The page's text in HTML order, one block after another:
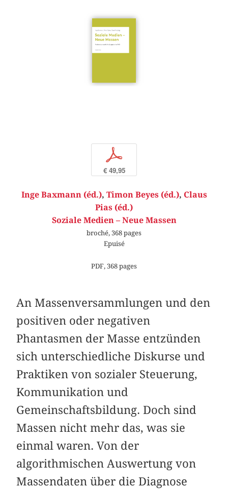
p
€ 49,95
Inge Baxmann (éd.), Timon Beyes (éd.), Claus
Pias (éd.)
Soziale Medien – Neue Massen
broché, 368 pages
Epuisé
PDF, 368 pages
An Massenversammlungen und den
positiven oder negativen
Phantasmen der Masse entzünden
sich unterschiedliche Diskurse und
Praktiken von sozialer Steuerung,
Kommunikation und
Gemeinschaftsbildung. Doch sind
Massen nicht mehr das, was sie
einmal waren. Von der
algorithmischen Auswertung von
Massendaten über die Diagnose